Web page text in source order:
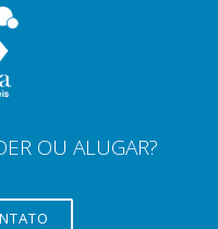
OU ALUGAR?